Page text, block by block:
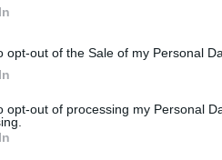
opt-out of the Sale of my Personal
opt-out of processing my Personal
by Islamist
minority Alawite sect